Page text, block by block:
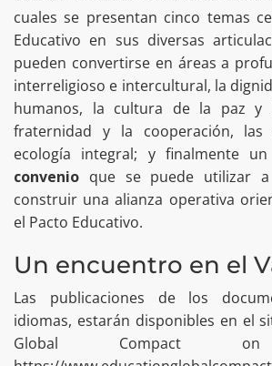
cuales se presentan cinco temas
Educativo en sus diversas
pueden convertirse en áreas a
interreligioso e intercultural, la
humanos, la cultura de la paz y
fraternidad y la cooperación, las
ecología integral; y finalmente un
convenio que se puede utilizar
construir una alianza operativa
el Pacto Educativo.
Un encuentro en el
Las publicaciones de los
idiomas, estarán disponibles en el
Global Compact on